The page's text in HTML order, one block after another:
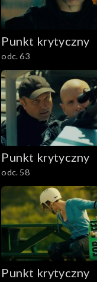
Punkt krytyczny
odc. 63
Punkt krytyczny
odc. 58
Punkt krytyczny